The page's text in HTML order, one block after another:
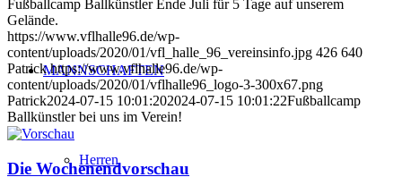
MANNSCHAFTEN
Herren
Fußballcamp Ballkünstler Ende Juli für 5 Tage auf unserem
Gelände.
https://www.vflhalle96.de/wp-
content/uploads/2020/01/vfl_halle_96_vereinsinfo.jpg 426 640
Patrick https://www.vflhalle96.de/wp-
content/uploads/2020/01/vflhalle96_logo-3-300x67.png
Patrick2024-07-15 10:01:202024-07-15 10:01:22Fußballcamp
Ballkünstler bei uns im Verein!
Die Wochenendvorschau